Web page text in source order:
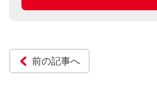
前の記事へ